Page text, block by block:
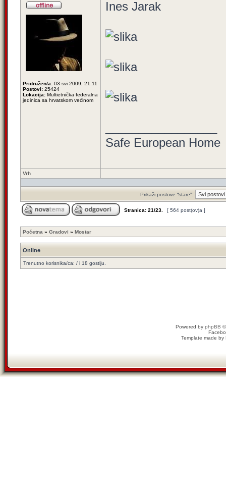
Pridružen/a: 03 svi 2009, 21:11
Postovi: 25424
Lokacija: Multietnička federalna
jedinica sa hrvatskom većinom
Ines Jarak
Safe European Home
Vrh
Prikaži postove “stare”:
Stranica: 21/23 [ 564 post(ov)a ]
Početna » Gradovi » Mostar
Online
Trenutno korisnika/ca: / i 18 gostiju.
Powered by phpBB
Template made by